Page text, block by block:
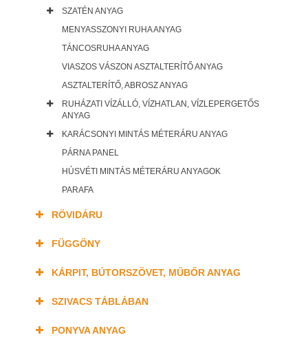
SZATÉN ANYAG
MENYASSZONYI RUHA ANYAG
TÁNCOSRUHA ANYAG
VIASZOS VÁSZON ASZTALTERÍTŐ ANYAG
ASZTALTERÍTŐ, ABROSZ ANYAG
RUHÁZATI VÍZÁLLÓ, VÍZHATLAN, VÍZLEPERGETŐS
ANYAG
KARÁCSONYI MINTÁS MÉTERÁRU ANYAG
PÁRNA PANEL
HÚSVÉTI MINTÁS MÉTERÁRU ANYAGOK
PARAFA
RÖVIDÁRU
FÜGGÖNY
KÁRPIT, BÚTORSZÖVET, MŰBŐR ANYAG
SZIVACS TÁBLÁBAN
PONYVA ANYAG